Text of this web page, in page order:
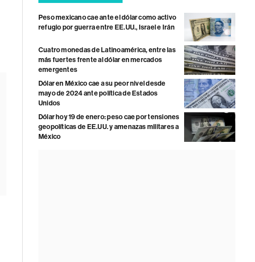
Peso mexicano cae ante el dólar como activo
refugio por guerra entre EE.UU., Israel e Irán
Cuatro monedas de Latinoamérica, entre las
más fuertes frente al dólar en mercados
emergentes
Dólar en México cae a su peor nivel desde
mayo de 2024 ante política de Estados
Unidos
Dólar hoy 19 de enero: peso cae por tensiones
geopolíticas de EE.UU. y amenazas militares a
México